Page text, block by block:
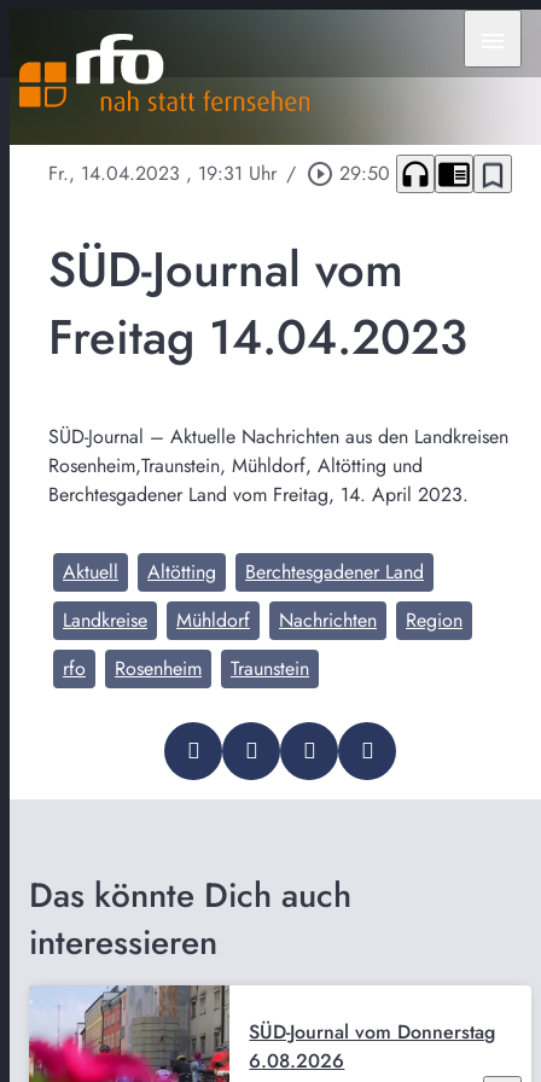
Fr., 14.04.2023 , 19:31 Uhr / play_circle_outline 29:50 headphones chrome_reader_mode bookmark_border
SÜD-Journal vom
Freitag 14.04.2023
SÜD-Journal – Aktuelle Nachrichten aus den Landkreisen
Rosenheim,Traunstein, Mühldorf, Altötting und
Berchtesgadener Land vom Freitag, 14. April 2023.
Aktuell Altötting
Berchtesgadener Land
Landkreise
Mühldorf Nachrichten
Region
rfo
Rosenheim Traunstein
Das könnte Dich auch
interessieren
SÜD-Journal vom Donnerstag
6.08.2026